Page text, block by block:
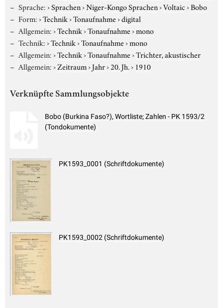
Sprache:›Sprachen›Niger-Kongo Sprachen›Voltaic›Bobo
Form:›Technik›Tonaufnahme›digital
Allgemein:›Technik›Tonaufnahme›mono
Technik:›Technik›Tonaufnahme›mono
Allgemein:›Technik›Tonaufnahme›Trichter, akustischer
Allgemein:›Zeitraum›Jahr›20. Jh.› 1910
Verknüpfte Sammlungsobjekte
Bobo (Burkina Faso?), Wortliste; Zahlen - PK 1593/2
(Tondokumente)
PK1593_0001 (Schriftdokumente)
PK1593_0002 (Schriftdokumente)